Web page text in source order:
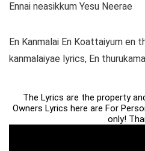
Ennai neasikkum Yesu Neerae
En Kanmalai En Koattaiyum en
kanmalaiyae lyrics, En
The Lyrics are the property
Owners Lyrics here are For
only!